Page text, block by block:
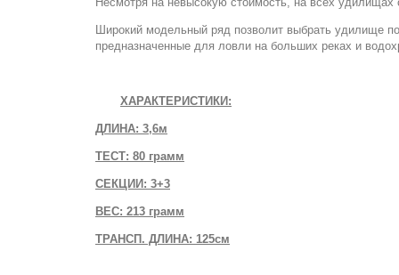
Широкий модельный ряд позволит выбрать удилище
предназначенные для ловли на больших реках и
ХАРАКТЕРИСТИКИ:
ДЛИНА: 3,6м
ТЕСТ: 80 грамм
СЕКЦИИ: 3+3
ВЕС: 213 грамм
ТРАНСП. ДЛИНА: 125см